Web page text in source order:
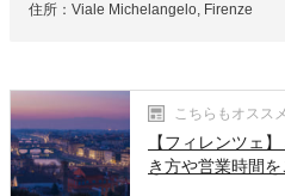
住所：Viale Michelangelo, Firenze
こちらもオスス
【フィレンツェ
き方や営業時間を